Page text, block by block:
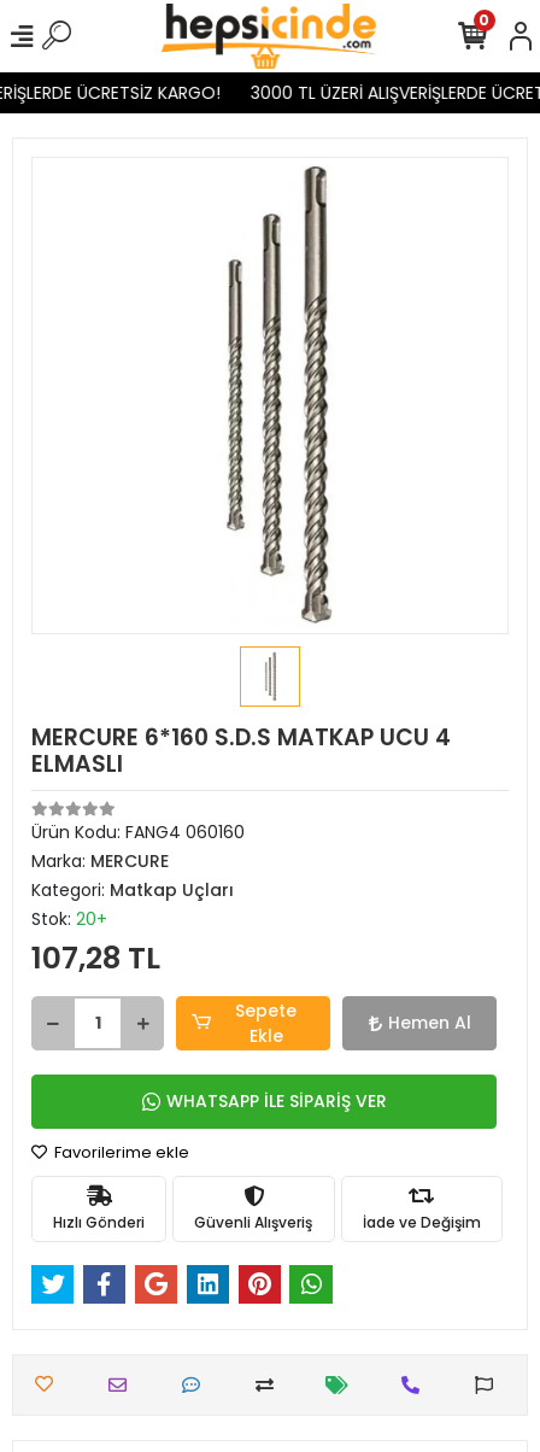
ÜCRETSİZ KARGO! 3000 TL ÜZERİ ALIŞVERİŞLERDE
0
MERCURE 6*160 S.D.S MATKAP UCU 4
ELMASLI
Ürün Kodu: FANG4 060160
Marka: MERCURE
Kategori: Matkap Uçları
Stok: 20+
107,28 TL
Sepete
Ekle
Hemen Al
WHATSAPP İLE SİPARİŞ VER
Favorilerime ekle
Hızlı Gönderi Güvenli Alışveriş İade ve Değişim